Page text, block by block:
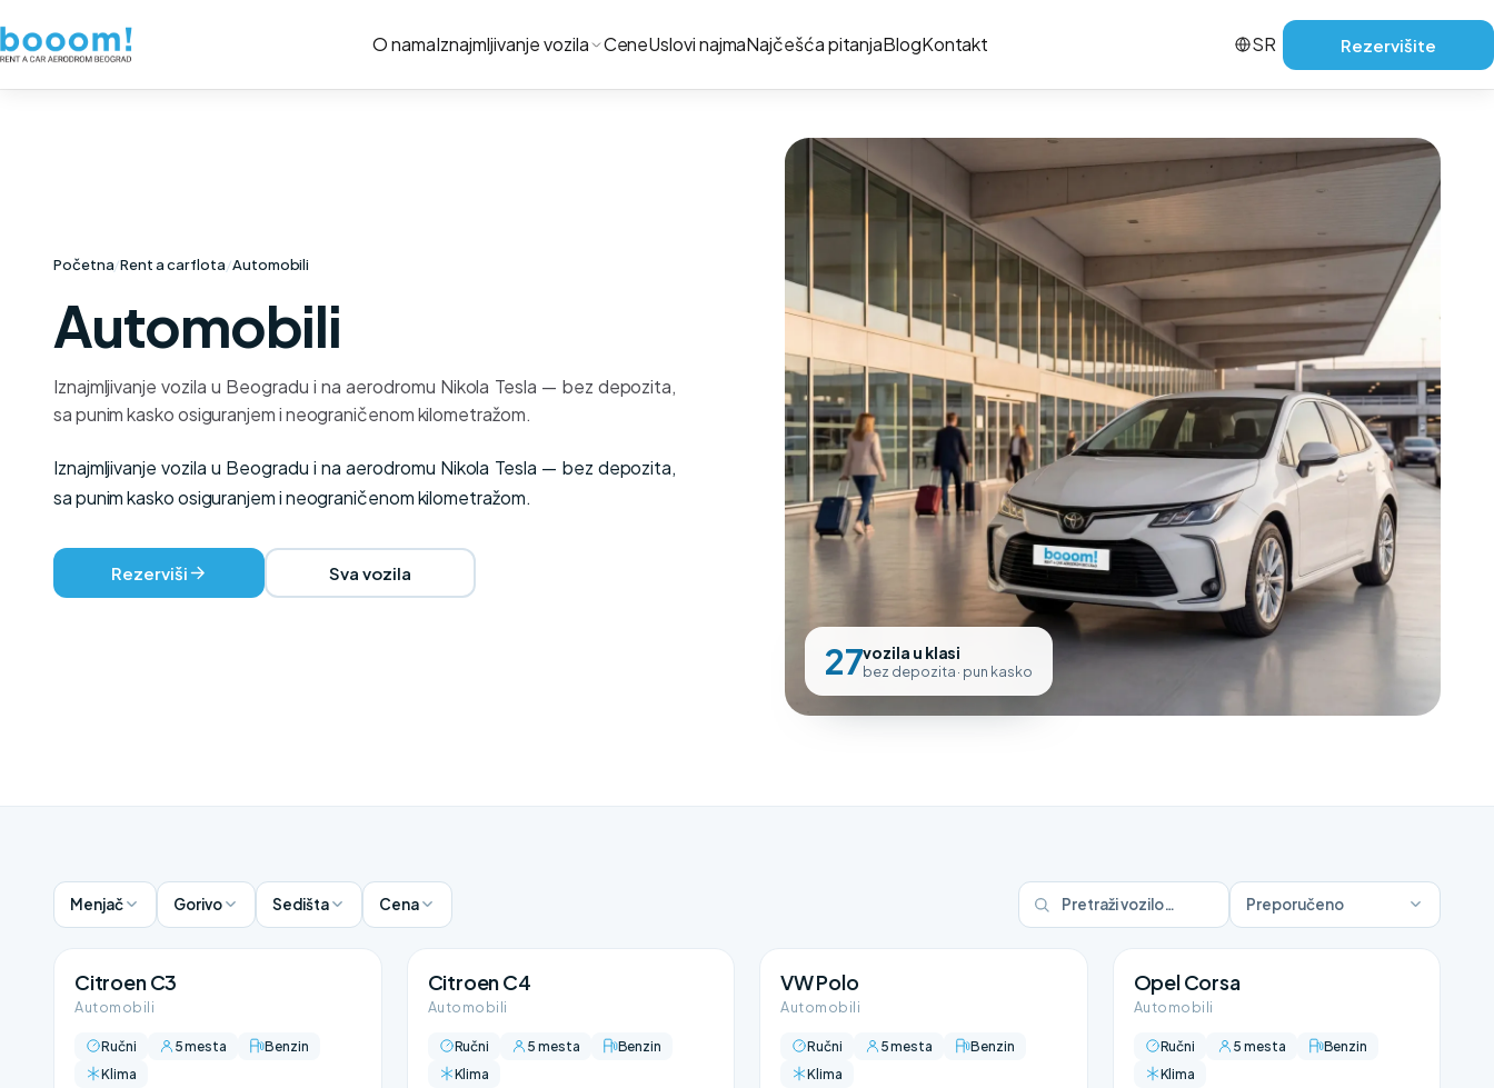
O namaIznajmljivanje vozila CeneUslovi najmaNajčešća pitanjaBlogKontakt SR Rezervišite
Početna/Rent a car flota/Automobili
Automobili
Iznajmljivanje vozila u Beogradu i na aerodromu Nikola Tesla — bez depozita,
sa punim kasko osiguranjem i neograničenom kilometražom.
Iznajmljivanje vozila u Beogradu i na aerodromu Nikola Tesla — bez depozita,
sa punim kasko osiguranjem i neograničenom kilometražom.
Rezerviši Sva vozila
27vozila u klasi
bez depozita · pun kasko
Menjač Gorivo Sedišta Cena Preporučeno
Citroen C3
Automobili
Ručni 5 mesta
Benzin
Klima
Citroen C4
Automobili
Ručni 5 mesta
Benzin
Klima
VW Polo
Automobili
Ručni 5 mesta
Benzin
Klima
Opel Corsa
Automobili
Ručni 5 mesta
Benzin
Klima